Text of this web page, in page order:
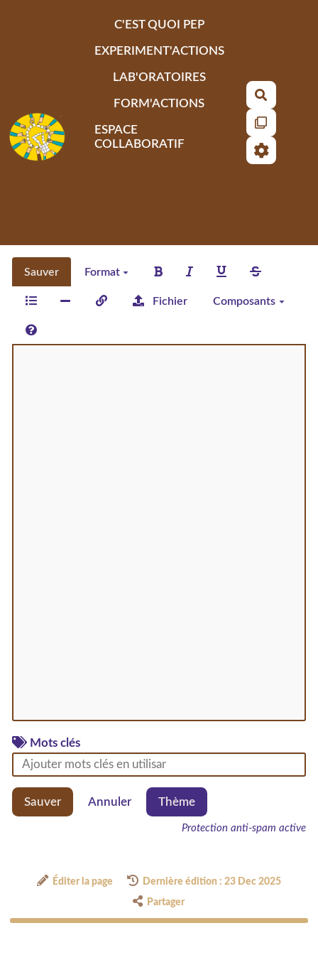
C'EST QUOI PEP
EXPERIMENT'ACTIONS
LAB'ORATOIRES
FORM'ACTIONS
ESPACE
COLLABORATIF
Sauver Format
Fichier Composants
Mots clés
Sauver Annuler Thème
Protection anti-spam active
Éditer la page Dernière édition : 23 Dec 2025
Partager